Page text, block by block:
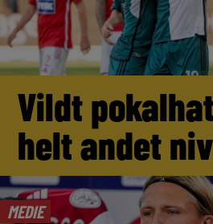
Vildt
helt andet
MEDIE